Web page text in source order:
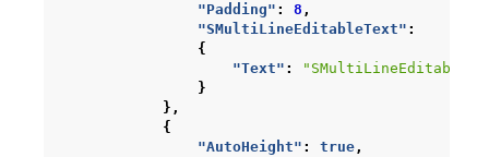
"Padding" : 8 ,
"SMultiLineEditableText" :
{
"Text" :
}
},
{
"AutoHeight" : true,